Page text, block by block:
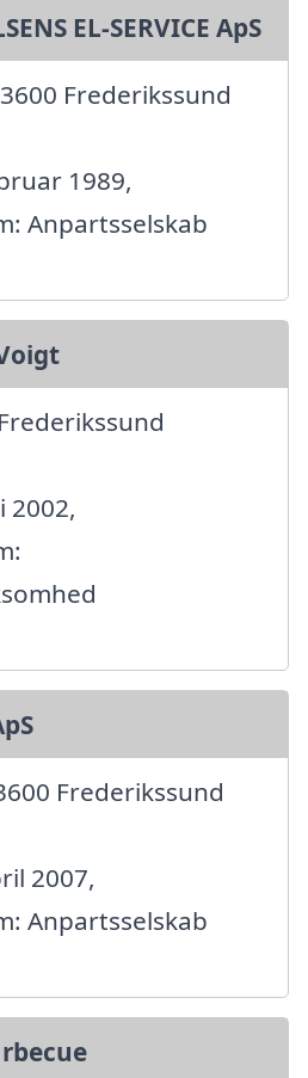
EL-SERVICE ApS
Frederikssund
1989,
Anpartsselskab
2002,
Frederikssund
2007,
Anpartsselskab